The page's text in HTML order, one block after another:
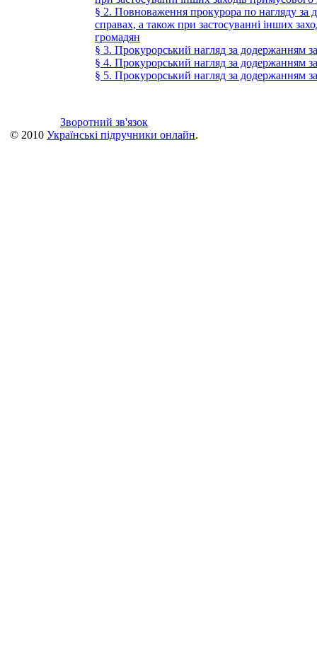
§ 2. Повноваження прокурора по нагляду за
справах, а також при застосуванні інших
громадян
§ 3. Прокурорський нагляд за додержанням
§ 4. Прокурорський нагляд за додержанням
§ 5. Прокурорський нагляд за додержанням
Зворотний зв'язок
© 2010 Українські підручники онлайн.